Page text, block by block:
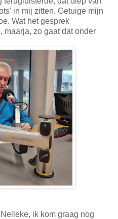
in mij zitten. Getuige mijn
Wat het gesprek
maarja, zo gaat dat onder
ik kom graag nog